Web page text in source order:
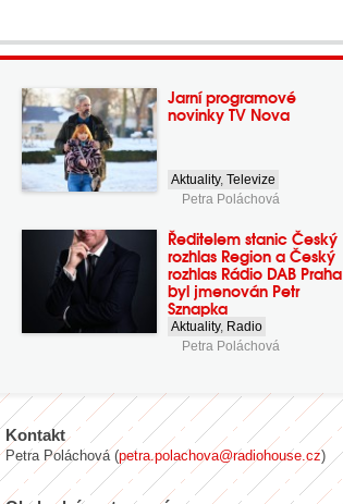
Jarní programové
novinky TV Nova
Aktuality,Televize
Petra Poláchová
Ředitelem stanic Český
rozhlas Region a Český
rozhlas Rádio DAB Praha
byl jmenován Petr
Sznapka
Aktuality, Radio
Petra Poláchová
Kontakt
Petra Poláchová (petra.polachova@radiohouse.cz)